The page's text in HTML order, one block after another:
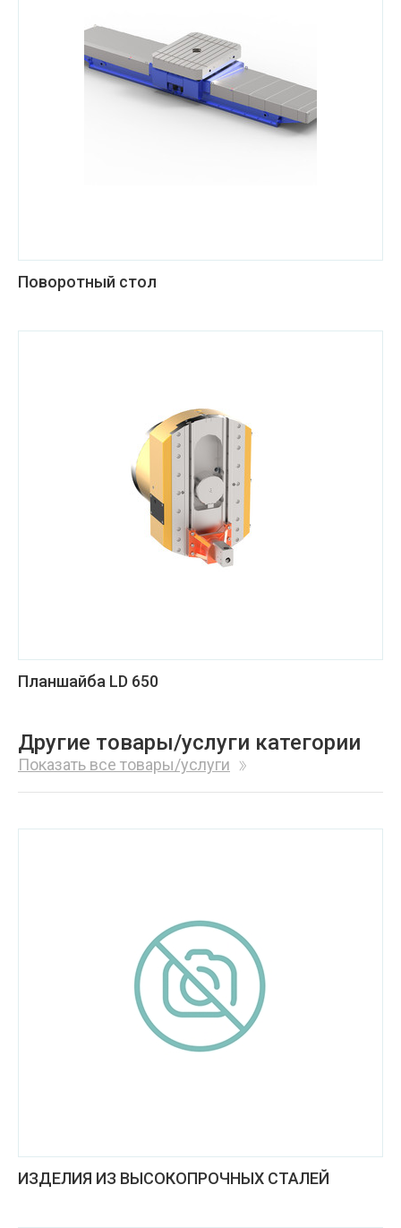
Поворотный стол
Планшайба LD 650
Другие товары/услуги категории
Показать все товары/услуги
ИЗДЕЛИЯ ИЗ ВЫСОКОПРОЧНЫХ СТАЛЕЙ